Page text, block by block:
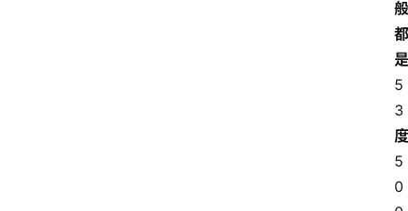
般
都
是
5
3
度
5
0